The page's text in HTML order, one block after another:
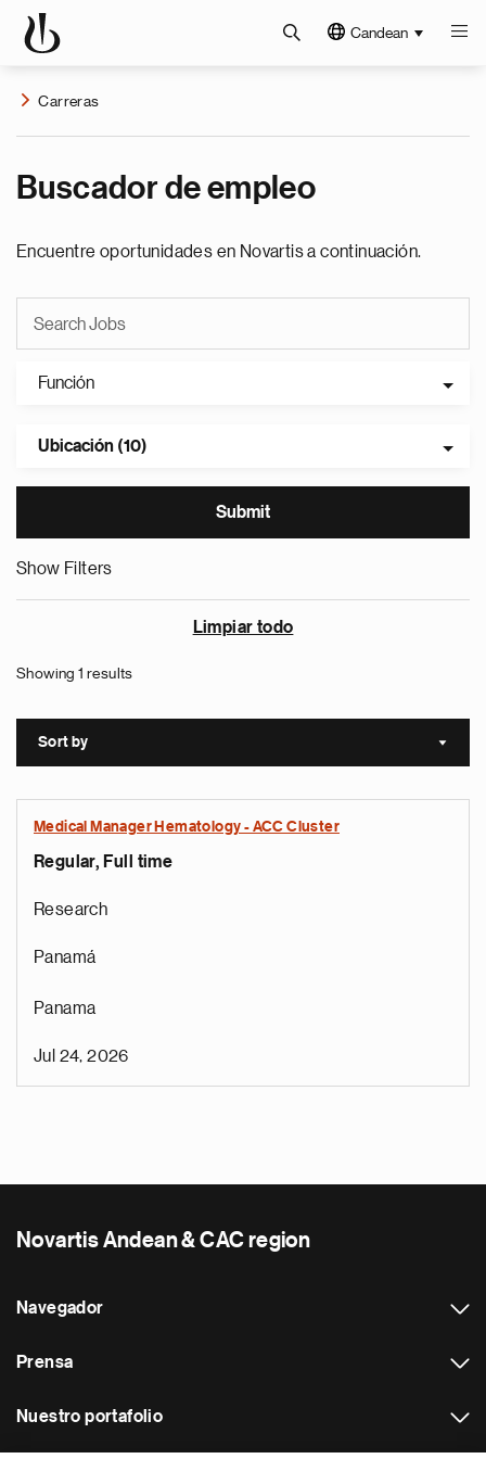
Candean
Carreras
Buscador de empleo
Encuentre oportunidades en Novartis a continuación.
Función
Ubicación (10)
Show Filters
Limpiar todo
Showing 1 results
Sort by Sort
Medical Manager Hematology - ACC Cluster
Regular, Full time
Research
Panamá
Panama
Jul 24, 2026
Novartis Andean & CAC region
Navegador
Prensa
Nuestro portafolio